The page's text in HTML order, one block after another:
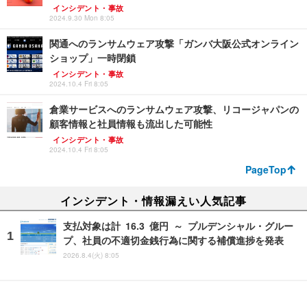
インシデント・事故
2024.9.30 Mon 8:05
関通へのランサムウェア攻撃「ガンバ大阪公式オンライン
ショップ」一時閉鎖
インシデント・事故
2024.10.4 Fri 8:05
倉業サービスへのランサムウェア攻撃、リコージャパンの
顧客情報と社員情報も流出した可能性
インシデント・事故
2024.10.4 Fri 8:05
PageTop
インシデント・情報漏えい人気記事
支払対象は計 16.3 億円 ～ プルデンシャル・グルー
プ、社員の不適切金銭行為に関する補償進捗を発表
2026.8.4(火) 8:05